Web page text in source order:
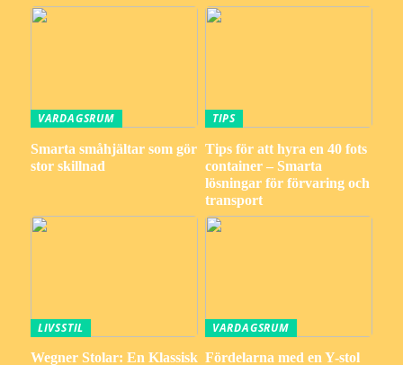
VARDAGSRUM
Smarta småhjältar som gör
stor skillnad
TIPS
Tips för att hyra en 40 fots
container – Smarta
lösningar för förvaring och
transport
LIVSSTIL
Wegner Stolar: En Klassisk
VARDAGSRUM
Fördelarna med en Y-stol